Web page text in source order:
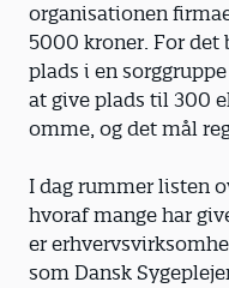
organisationen
5000 kroner. For det
plads i en
at give plads til 300
omme, og det mål
I dag rummer listen
hvoraf mange har
er
som Dansk